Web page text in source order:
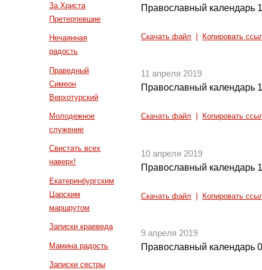
За Христа
Претерпевшие
Нечаянная
радость
Праведный
Симеон
Верхотурский
Молодежное
служение
Свистать всех
наверх!
Екатеринбургским
Царским
маршрутом
Записки краеведа
Мамина радость
Записки сестры
Православный календарь
Скачать файл Копировать
11 апреля 2019
Православный календарь
Скачать файл Копировать
10 апреля 2019
Православный календарь
Скачать файл Копировать
9 апреля 2019
Православный календарь